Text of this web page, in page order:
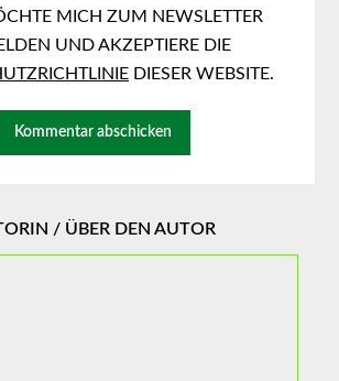
MICH ZUM NEWSLETTER
UND AKZEPTIERE DIE
DIESER WEBSITE.
/ ÜBER DEN AUTOR